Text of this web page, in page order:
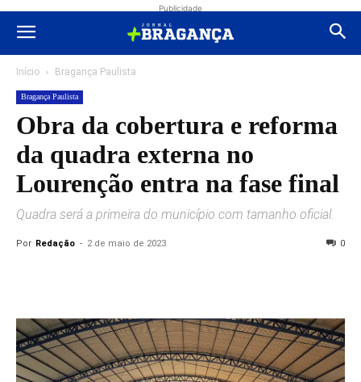
Publicidade
Início Bragança Paulista
Bragança Paulista
Obra da cobertura e reforma
da quadra externa no
Lourenção entra na fase final
Quadra será a primeira do município com tamanho oficial.
Por Redação - 2 de maio de 2023 0